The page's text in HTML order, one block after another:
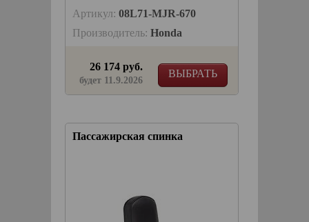
Артикул: 08L71-MJR-670
Производитель: Honda
ВЫБРАТЬ
26 174 руб.
будет 11.9.2026
Пассажирская спинка